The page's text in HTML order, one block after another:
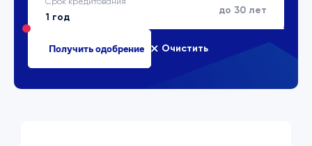
до 30 лет
Очистить